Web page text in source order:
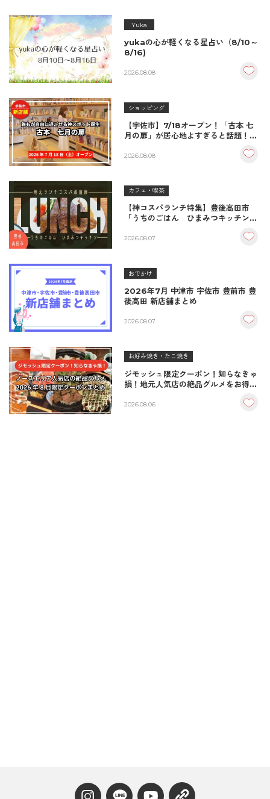
Yuka
yukaの心が軽くなる星占い（8/10～
8/16)
2026.08.08
ショッピング
【宇佐市】7/18オープン！「古本 七
月の扉」が居心地よすぎると話題！絶
至福の読書空間
2026.08.08
カフェ・喫茶
【神コスパランチ特集】豊後高田市
「うちのごはん ひまみつキッチン」
＆生姜焼き！
2026.08.07
おでかけ
2026年7月 中津市 宇佐市 豊前市 豊
後高田 新店舗まとめ
2026.08.07
お好み焼き・たこ焼き
ジモッシュ限定クーポン！知らなきゃ
損！地元人気店の絶品グルメをお得に
2026.08.06